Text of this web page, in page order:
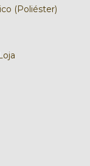
(Poliéster)